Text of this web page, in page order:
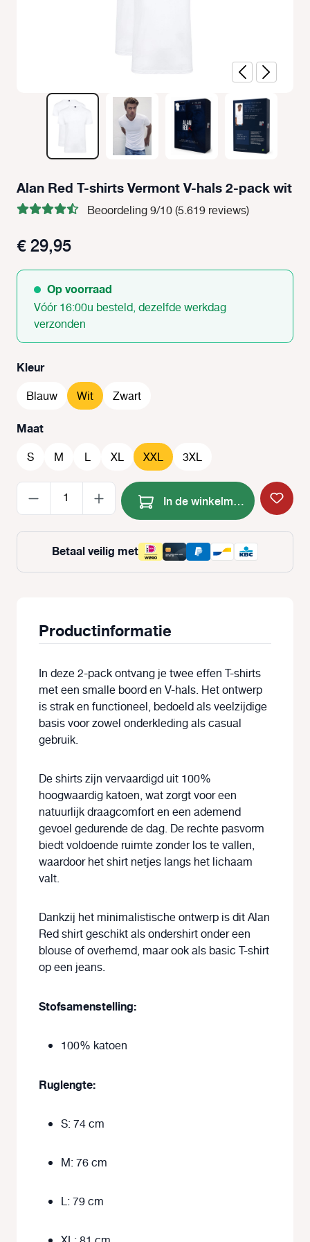
Alan Red T-shirts Vermont V-hals 2-pack wit
Beoordeling 9/10 (5.619 reviews)
€ 29,95
Op voorraad
Vóór 16:00u besteld, dezelfde werkdag
verzonden
Selecteer
Kleur
Blauw Wit Zwart
Selecteer
Maat
S M L XL XXL 3XL
Producthoeveelheid: Voer
In de winkelmand
Betaal veilig met
Productinformatie
In deze 2-pack ontvang je twee effen T-shirts
met een smalle boord en V-hals. Het ontwerp
is strak en functioneel, bedoeld als veelzijdige
basis voor zowel onderkleding als casual
gebruik.
De shirts zijn vervaardigd uit 100%
hoogwaardig katoen, wat zorgt voor een
natuurlijk draagcomfort en een ademend
gevoel gedurende de dag. De rechte pasvorm
biedt voldoende ruimte zonder los te vallen,
waardoor het shirt netjes langs het lichaam
valt.
Dankzij het minimalistische ontwerp is dit Alan
Red shirt geschikt als ondershirt onder een
blouse of overhemd, maar ook als basic T-shirt
op een jeans.
Stofsamenstelling:
100% katoen
Ruglengte:
S: 74 cm
M: 76 cm
L: 79 cm